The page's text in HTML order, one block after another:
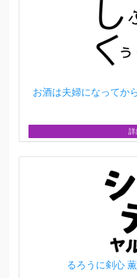
お酒は夫婦になってか
るろうに剣心